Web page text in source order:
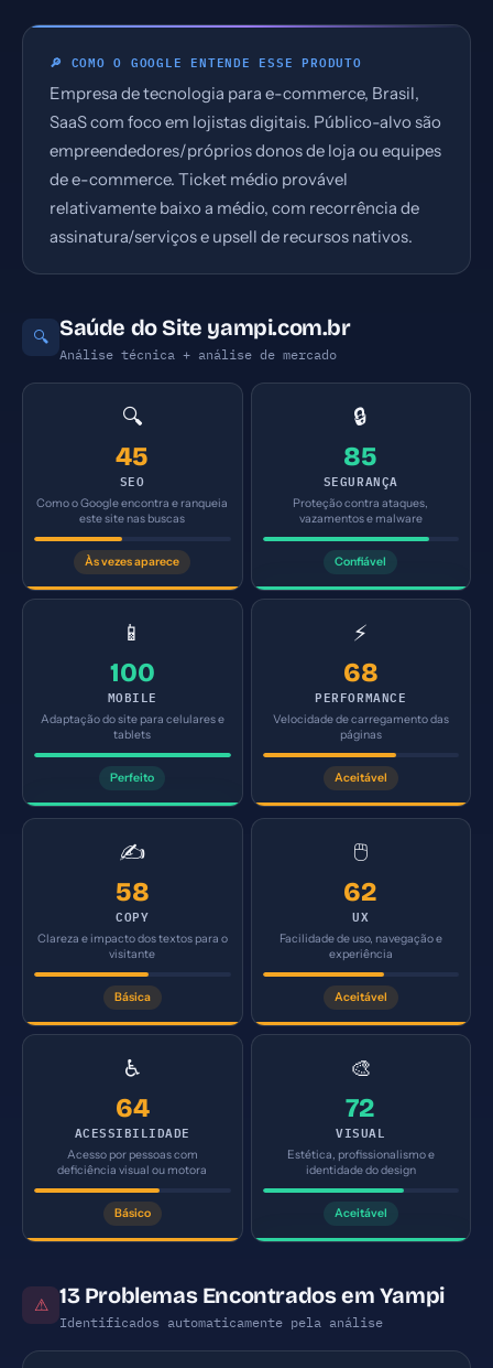
🔎 COMO O GOOGLE ENTENDE ESSE PRODUTO
Empresa de tecnologia para e-commerce, Brasil,
SaaS com foco em lojistas digitais. Público-alvo são
empreendedores/próprios donos de loja ou equipes
de e-commerce. Ticket médio provável
relativamente baixo a médio, com recorrência de
assinatura/serviços e upsell de recursos nativos.
🔍 Saúde do Site yampi.com.br
Análise técnica + análise de mercado
🔍
45
SEO
Como o Google encontra e ranqueia
este site nas buscas
Às vezes aparece
🔒
85
SEGURANÇA
Proteção contra ataques,
vazamentos e malware
Confiável
📱
100
MOBILE
Adaptação do site para celulares e
tablets
Perfeito
⚡
68
PERFORMANCE
Velocidade de carregamento das
páginas
Aceitável
✍️
58
COPY
Clareza e impacto dos textos para o
visitante
Básica
🖱️
62
UX
Facilidade de uso, navegação e
experiência
Aceitável
♿
64
ACESSIBILIDADE
Acesso por pessoas com
deficiência visual ou motora
Básico
🎨
72
VISUAL
Estética, profissionalismo e
identidade do design
Aceitável
⚠ 13 Problemas Encontrados em Yampi
Identificados automaticamente pela análise